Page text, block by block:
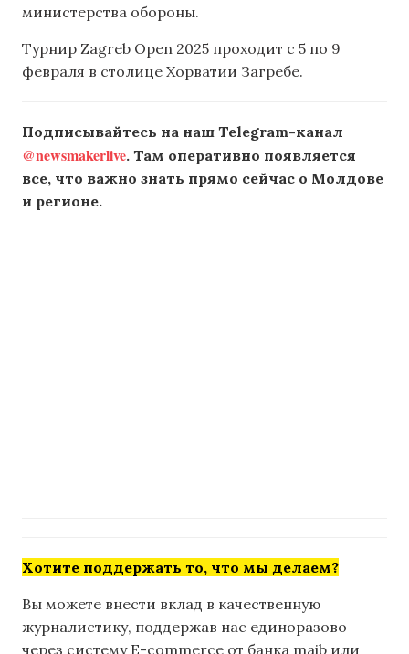
министерства обороны.
Турнир Zagreb Open 2025 проходит с 5 по 9
февраля в столице Хорватии Загребе.
Подписывайтесь на наш Telegram-канал
@newsmakerlive. Там оперативно появляется
все, что важно знать прямо сейчас о Молдове
и регионе.
Хотите поддержать то, что мы делаем?
Вы можете внести вклад в качественную
журналистику, поддержав нас единоразово
через систему E-commerce от банка maib или